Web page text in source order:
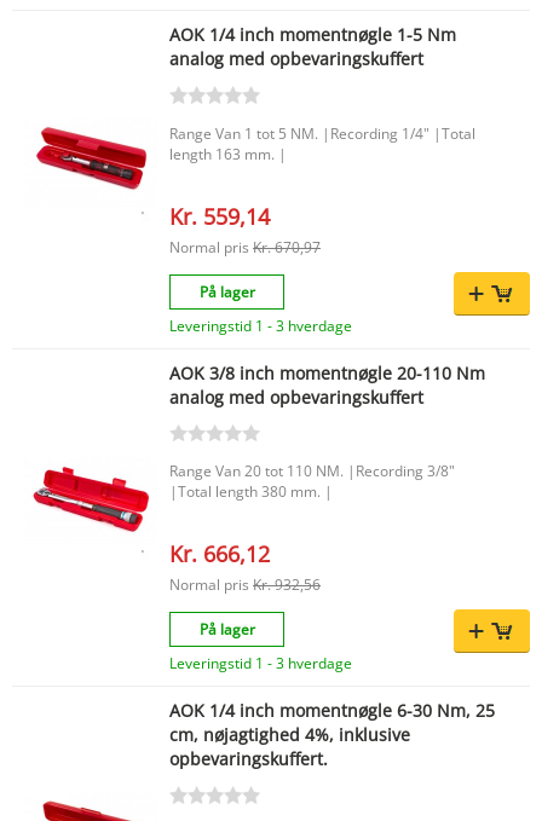
AOK 1/4 inch momentnøgle 1-5 Nm
analog med opbevaringskuffert
Range Van 1 tot 5 NM. |Recording 1/4" |Total
length 163 mm. |
Kr. 559,14
Normal pris Kr. 670,97
På lager
Leveringstid 1 - 3 hverdage
AOK 3/8 inch momentnøgle 20-110 Nm
analog med opbevaringskuffert
Range Van 20 tot 110 NM. |Recording 3/8"
|Total length 380 mm. |
Kr. 666,12
Normal pris Kr. 932,56
På lager
Leveringstid 1 - 3 hverdage
AOK 1/4 inch momentnøgle 6-30 Nm, 25
cm, nøjagtighed 4%, inklusive
opbevaringskuffert.